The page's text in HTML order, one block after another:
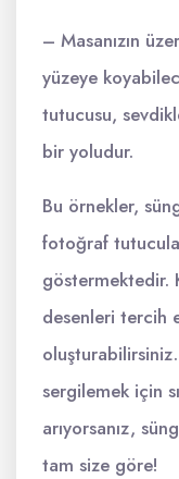
– Masanızın
yüzeye
tutucusu,
bir yoludur.
Bu örnekler,
fotoğraf
göstermektedir.
desenleri tercih
oluşturabilirsiniz.
sergilemek için
arıyorsanız,
tam size göre!